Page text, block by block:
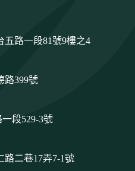
五路一段81號9樓之4
路399號
段529-3號
路二巷17弄7-1號